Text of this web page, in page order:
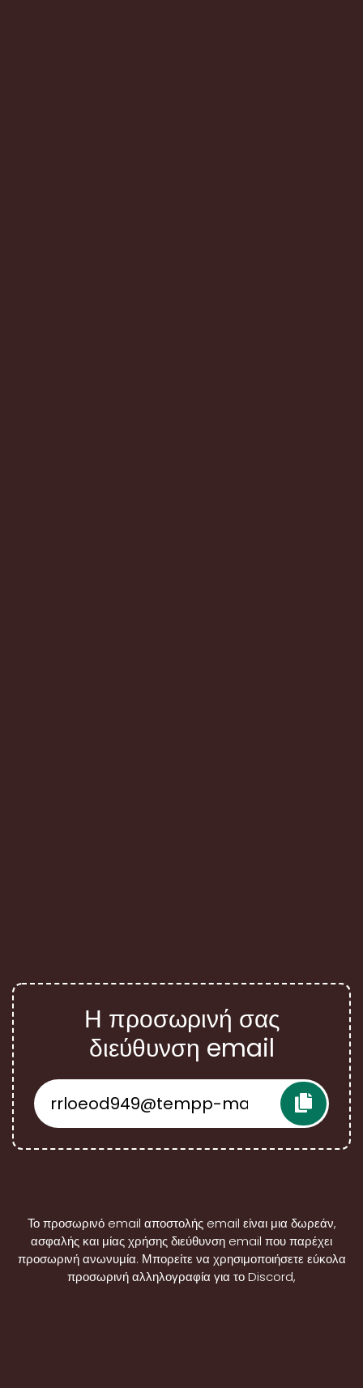
Η προσωρινή σας
διεύθυνση email
Το προσωρινό email αποστολής email είναι μια δωρεάν,
ασφαλής και μίας χρήσης διεύθυνση email που παρέχει
προσωρινή ανωνυμία. Μπορείτε να χρησιμοποιήσετε εύκολα
προσωρινή αλληλογραφία για το Discord,